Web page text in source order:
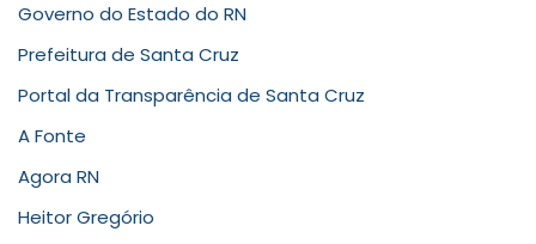
Governo do Estado do RN
Prefeitura de Santa Cruz
Portal da Transparência de Santa Cruz
A Fonte
Agora RN
Heitor Gregório